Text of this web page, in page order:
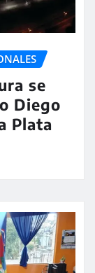
se
Diego
Plata